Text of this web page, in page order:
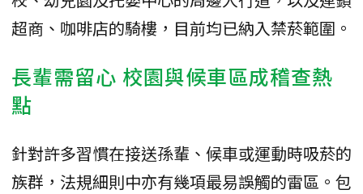
超商、咖啡店的騎樓，目前均已納入禁菸範圍。
長輩需留心 校園與候車區成稽查熱
點
針對許多習慣在接送孫輩、候車或運動時吸菸的
族群，法規細則中亦有幾項最易誤觸的雷區。包